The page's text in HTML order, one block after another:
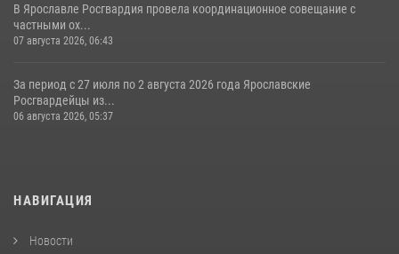
В Ярославле Росгвардия провела координационное совещание с
частными ох...
07 августа 2026, 06:43
За период с 27 июля по 2 августа 2026 года Ярославские
Росгвардейцы из...
06 августа 2026, 05:37
НАВИГАЦИЯ
Новости